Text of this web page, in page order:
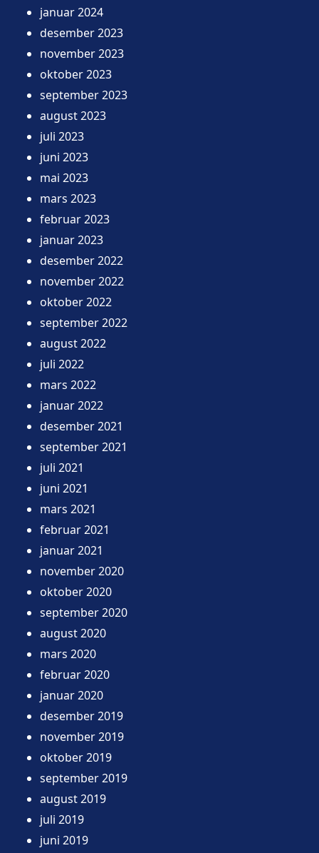
januar 2024
desember 2023
november 2023
oktober 2023
september 2023
august 2023
juli 2023
juni 2023
mai 2023
mars 2023
februar 2023
januar 2023
desember 2022
november 2022
oktober 2022
september 2022
august 2022
juli 2022
mars 2022
januar 2022
desember 2021
september 2021
juli 2021
juni 2021
mars 2021
februar 2021
januar 2021
november 2020
oktober 2020
september 2020
august 2020
mars 2020
februar 2020
januar 2020
desember 2019
november 2019
oktober 2019
september 2019
august 2019
juli 2019
juni 2019